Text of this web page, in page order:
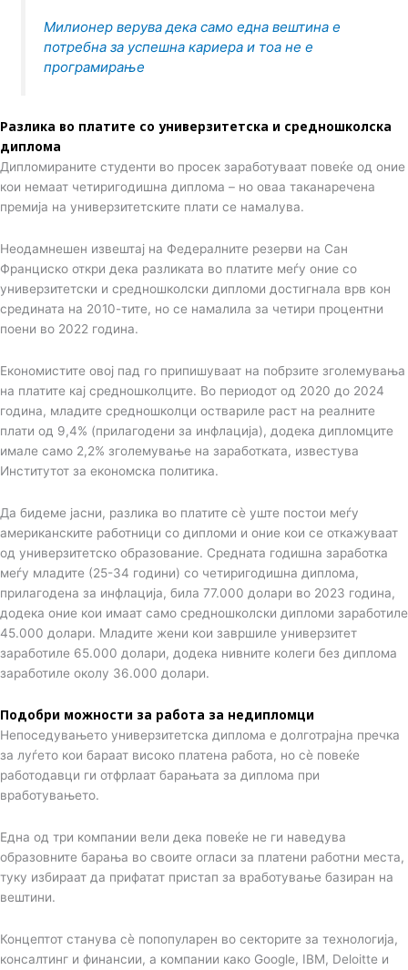
Милионер верува дека само една вештина е
потребна за успешна кариера и тоа не е
програмирање
Разлика во платите со универзитетска и средношколска
диплома
Дипломираните студенти во просек заработуваат повеќе од оние
кои немаат четиригодишна диплома – но оваа таканаречена
премија на универзитетските плати се намалува.
Неодамнешен извештај на Федералните резерви на Сан
Франциско откри дека разликата во платите меѓу оние со
универзитетски и средношколски дипломи достигнала врв кон
средината на 2010-тите, но се намалила за четири процентни
поени во 2022 година.
Економистите овој пад го припишуваат на побрзите зголемувања
на платите кај средношколците. Во периодот од 2020 до 2024
година, младите средношколци оствариле раст на реалните
плати од 9,4% (прилагодени за инфлација), додека дипломците
имале само 2,2% зголемување на заработката, известува
Институтот за економска политика.
Да бидеме јасни, разлика во платите сè уште постои меѓу
американските работници со дипломи и оние кои се откажуваат
од универзитетско образование. Средната годишна заработка
меѓу младите (25-34 години) со четиригодишна диплома,
прилагодена за инфлација, била 77.000 долари во 2023 година,
додека оние кои имаат само средношколски дипломи заработиле
45.000 долари. Младите жени кои завршиле универзитет
заработиле 65.000 долари, додека нивните колеги без диплома
заработиле околу 36.000 долари.
Подобри можности за работа за недипломци
Непоседувањето универзитетска диплома е долготрајна пречка
за луѓето кои бараат високо платена работа, но сè повеќе
работодавци ги отфрлаат барањата за диплома при
вработувањето.
Една од три компании вели дека повеќе не ги наведува
образовните барања во своите огласи за платени работни места,
туку избираат да прифатат пристап за вработување базиран на
вештини.
Концептот станува сè попопуларен во секторите за технологија,
консалтинг и финансии, а компании како Google, IBM, Deloitte и